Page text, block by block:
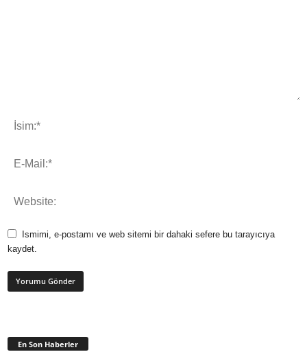
Ismimi, e-postamı ve web sitemi bir dahaki sefere bu tarayıcıya
kaydet.
En Son Haberler